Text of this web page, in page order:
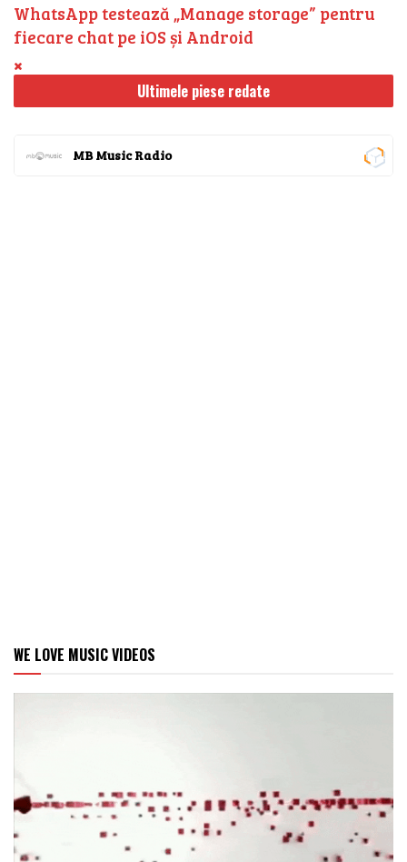
WhatsApp testează „Manage storage” pentru
fiecare chat pe iOS și Android
Ultimele piese redate
MB Music Radio
WE LOVE MUSIC VIDEOS